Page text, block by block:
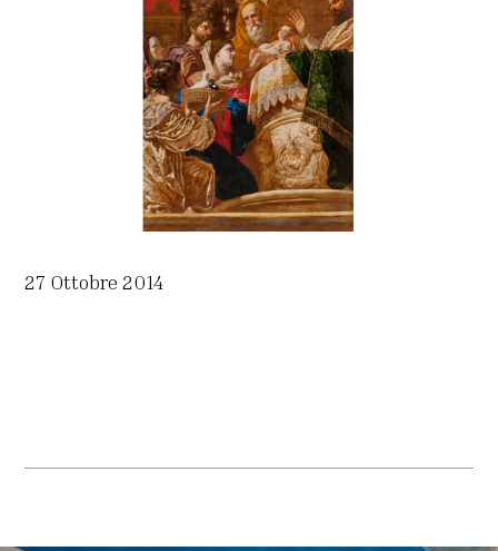
27 Ottobre 2014